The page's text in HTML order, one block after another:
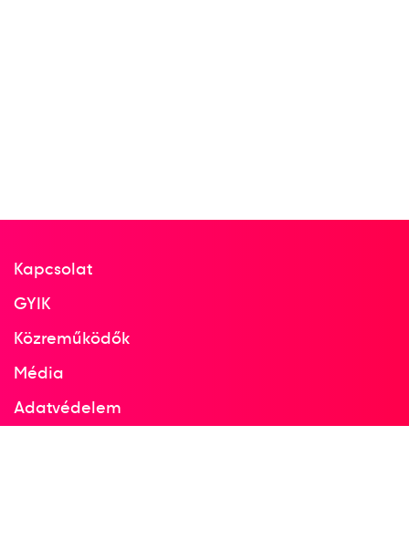
2008
Spanyolország
LEN Európa-bajnokság
Benedek Tibor
Kásás Tamás
Nagy Viktor
Szécsi Zoltán
Varga Dániel
Kapcsolat
GYIK
Közreműködők
Média
Adatvédelem